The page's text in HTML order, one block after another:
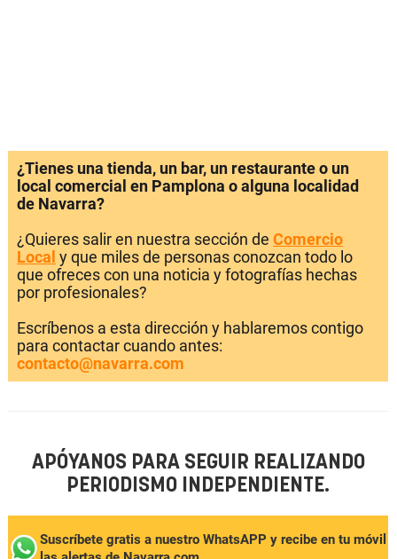
¿Tienes una tienda, un bar, un restaurante o un
local comercial en Pamplona o alguna localidad
de Navarra?
¿Quieres salir en nuestra sección de Comercio
Local y que miles de personas conozcan todo lo
que ofreces con una noticia y fotografías hechas
por profesionales?
Escríbenos a esta dirección y hablaremos contigo
para contactar cuando antes:
contacto@navarra.com
APÓYANOS PARA SEGUIR REALIZANDO
PERIODISMO INDEPENDIENTE.
Suscríbete gratis a nuestro WhatsAPP y recibe en tu móvil